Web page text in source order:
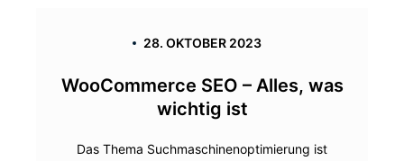
28. OKTOBER 2023
WooCommerce SEO – Alles, was
wichtig ist
Das Thema Suchmaschinenoptimierung ist